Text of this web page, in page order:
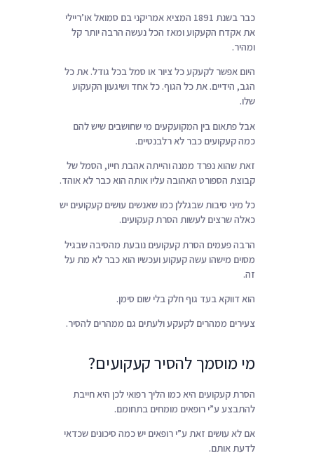
כבר בשנת 1891 המציא אמריקני בם סמואל או’ריילי
את אקדח הקעקוע ומאז הכל נעשה הרבה יותר קל
ומהיר.
היום אפשר לקעקע כל ציור או סמל בכל גודל. את כל
הגב, הידיים. את כל הגוף. כל אחד ושיגעון הקעקוע
שלו.
אבל פתאום בין המקועקעים מי שחושבים שיש להם
כמה קעקועים כבר לא רלבנטיים.
זאת שהוא נפרד ממנה והייתה אהבת חייו, הסמל של
קבוצת הספורט האהובה עליו אותה הוא כבר לא אוהד.
כל מיני סיבות שבגללן כמו שאנשים עושים קעקועים יש
כאלה שרצים לעשות הסרת קעקועים.
הרבה פעמים הסרת קעקועים נובעת מהסיבה שבגיל
מסוים מישהו עשה קעקוע ועכשיו הוא כבר לא מת על
זה.
הוא דווקא בעד גוף חלק בלי שום סימן.
צעירים ממהרים לקעקע ולעתים גם ממהרים להסיר.
מי מוסמך להסיר קעקועים?
הסרת קעקועים היא כמו הליך רפואי לכן היא חייבת
להתבצע ע”י רופאים מומחים בתחומם.
אם לא עושים זאת ע”י רופאים יש כמה סיכונים שכדאי
לדעת אותם.